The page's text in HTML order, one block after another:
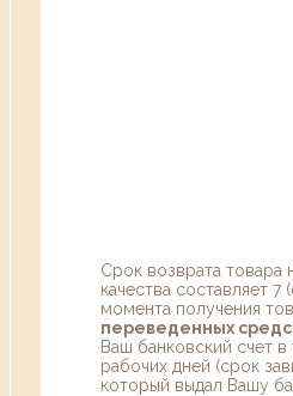
Срок возврата товара
качества составляет 7
момента получения
переведенных
Ваш банковский счет
рабочих дней (срок
который выдал Вашу